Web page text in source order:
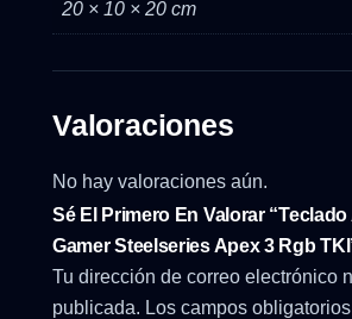
20 × 10 × 20 cm
Valoraciones
No hay valoraciones aún.
Sé El Primero En Valorar
Gamer Steelseries Apex 3 Rgb
Tu dirección de correo electrónico
publicada. Los campos